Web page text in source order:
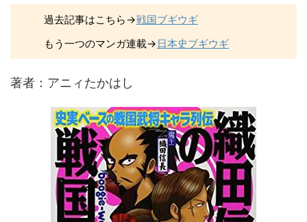
過去記事はこちら→戦国ブギウギ
もう一つのマンガ連載→ 日本史ブギウギ
著者：アニィたかはし